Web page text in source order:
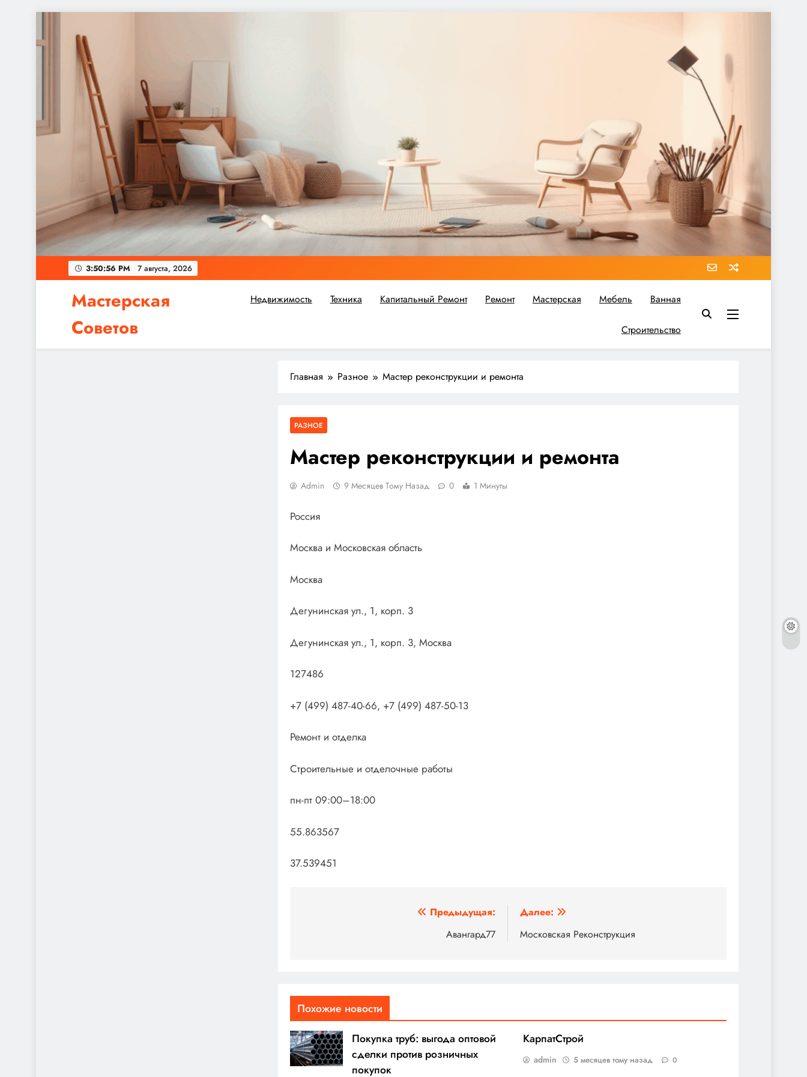
содержимому
3:50:56 PM 7 августа, 2026
Мастерская
Советов
Независимо от того, планируете ли вы небольшой ремонт или крупное строительство, в Мастерской Советов вы найдете все необходимое для реализации своих идей!
Недвижимость Техника Капитальный Ремонт Ремонт Мастерская Мебель Ванная
Строительство
Главная Разное Мастер реконструкции и ремонта
РАЗНОЕ
Мастер реконструкции и ремонта
Admin 9 Месяцев Тому Назад 0 1 Минуты
Россия
Москва и Московская область
Москва
Дегунинская ул., 1, корп. 3
Дегунинская ул., 1, корп. 3, Москва
127486
+7 (499) 487-40-66, +7 (499) 487-50-13
Ремонт и отделка
Строительные и отделочные работы
пн-пт 09:00–18:00
55.863567
37.539451
Предыдущая:
Авангард77
Далее:
Московская Реконструкция
Похожие новости
Покупка труб: выгода оптовой
сделки против розничных
покупок
КарпатСтрой
admin 5 месяцев тому назад 0